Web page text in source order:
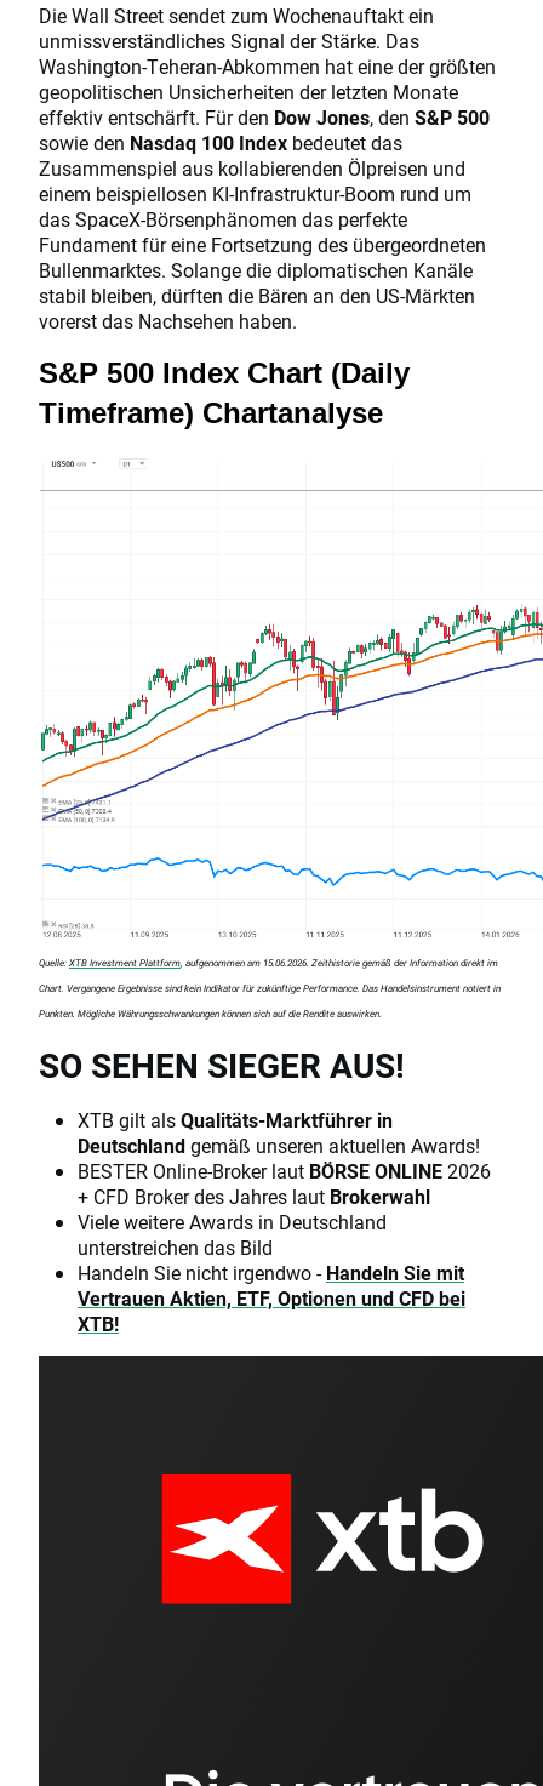
Die Wall Street sendet zum Wochenauftakt ein
unmissverständliches Signal der Stärke. Das
Washington-Teheran-Abkommen hat eine der größten
geopolitischen Unsicherheiten der letzten Monate
effektiv entschärft. Für den Dow Jones, den S&P 500
sowie den Nasdaq 100 Index bedeutet das
Zusammenspiel aus kollabierenden Ölpreisen und
einem beispiellosen KI-Infrastruktur-Boom rund um
das SpaceX-Börsenphänomen das perfekte
Fundament für eine Fortsetzung des übergeordneten
Bullenmarktes. Solange die diplomatischen Kanäle
stabil bleiben, dürften die Bären an den US-Märkten
vorerst das Nachsehen haben.
S&P 500 Index Chart (Daily
Timeframe) Chartanalyse
Quelle: XTB Investment Plattform , aufgenommen am 15.06.2026. Zeithistorie gemäß der Information direkt im
Chart. Vergangene Ergebnisse sind kein Indikator für zukünftige Performance. Das Handelsinstrument notiert in
Punkten. Mögliche Währungsschwankungen können sich auf die Rendite auswirken.
SO SEHEN SIEGER AUS!
XTB gilt alsQualitäts-Marktführer in
Deutschlandgemäß unseren aktuellen Awards!
BESTER Online-Broker laut BÖRSE ONLINE2026
+ CFD Broker des Jahres laut Brokerwahl
Viele weitere Awards in Deutschland
unterstreichen das Bild
Handeln Sie nicht irgendwo -Handeln Sie mit
Vertrauen Aktien, ETF, Optionen und CFD bei
XTB!